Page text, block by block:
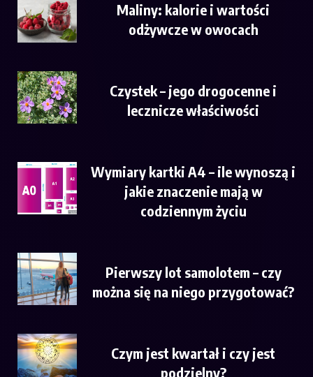
Maliny: kalorie i wartości
odżywcze w owocach
Czystek – jego drogocenne i
lecznicze właściwości
Wymiary kartki A4 – ile wynoszą i
jakie znaczenie mają w
codziennym życiu
Pierwszy lot samolotem – czy
można się na niego przygotować?
Czym jest kwartał i czy jest
podzielny?